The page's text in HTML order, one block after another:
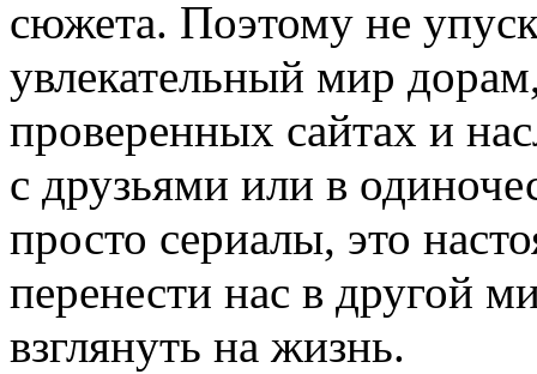
сюжета. Поэтому не
увлекательный мир
проверенных сайтах и
с друзьями или в
просто сериалы, это
перенести нас в другой
взглянуть на жизнь.